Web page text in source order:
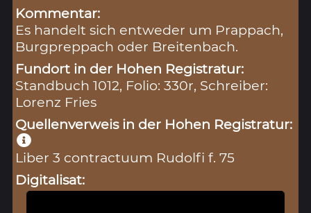
Kommentar:
Es handelt sich entweder um Prappach,
Burgpreppach oder Breitenbach.
Fundort in der Hohen Registratur:
Standbuch 1012, Folio: 330r, Schreiber:
Lorenz Fries
Quellenverweis in der Hohen Registratur:
Liber 3 contractuum Rudolfi f. 75
Digitalisat: